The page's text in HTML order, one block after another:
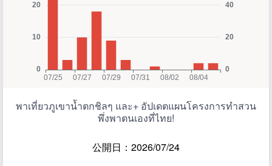
พาเที่ยวภูเขาน้ำตกชิลๆ และ+ อัปเดตแผนโครงการทำสวน
พึ่งพาตนเองที่ไทย!
公開日：2026/07/24